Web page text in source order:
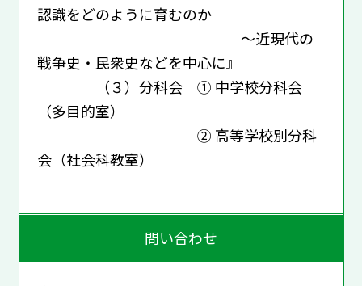
認識をどのように育むのか
～近現代の
戦争史・民衆史などを中心に』
（３）分科会 ① 中学校分科会
（多目的室）
② 高等学校別分科
会（社会科教室）
問い合わせ